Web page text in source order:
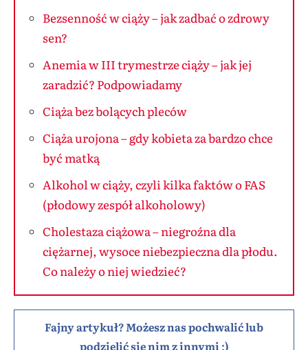
Bezsenność w ciąży – jak zadbać o zdrowy
sen?
Anemia w III trymestrze ciąży – jak jej
zaradzić? Podpowiadamy
Ciąża bez bolących pleców
Ciąża urojona – gdy kobieta za bardzo chce
być matką
Alkohol w ciąży, czyli kilka faktów o FAS
(płodowy zespół alkoholowy)
Cholestaza ciążowa – niegroźna dla
ciężarnej, wysoce niebezpieczna dla płodu.
Co należy o niej wiedzieć?
Fajny artykuł? Możesz nas pochwalić lub
podzielić się nim z innymi :)